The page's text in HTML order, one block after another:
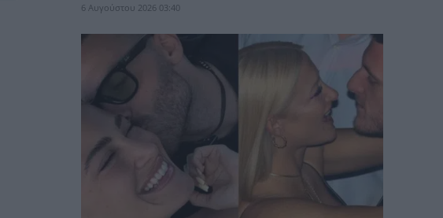
6 Αυγούστου 2026 03:40